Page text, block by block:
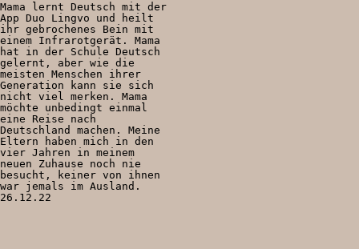
Mama lernt Deutsch mit der
App Duo Lingvo und heilt
ihr gebrochenes Bein mit
einem Infrarotgerät. Mama
hat in der Schule Deutsch
gelernt, aber wie die
meisten Menschen ihrer
Generation kann sie sich
nicht viel merken. Mama
möchte unbedingt einmal
eine Reise nach
Deutschland machen. Meine
Eltern haben mich in den
vier Jahren in meinem
neuen Zuhause noch nie
besucht, keiner von ihnen
war jemals im Ausland.
26.12.22